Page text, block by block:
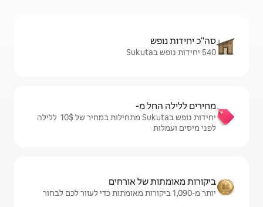
יחידות נופש בSukuta מתחילות במחיר של $‏10 ‏ ללילה
אורחים